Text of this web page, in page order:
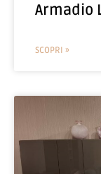
Armadio
SCOPRI »